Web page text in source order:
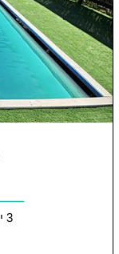
3 יחידות